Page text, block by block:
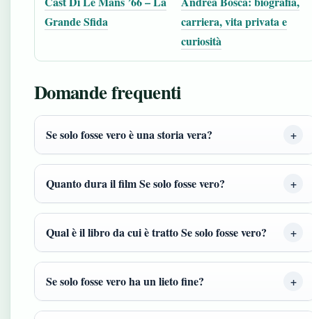
Grande Sfida
carriera, vita privata e
curiosità
Domande frequenti
Se solo fosse vero è una storia vera?
Quanto dura il film Se solo fosse vero?
Qual è il libro da cui è tratto Se solo fosse vero?
Se solo fosse vero ha un lieto fine?